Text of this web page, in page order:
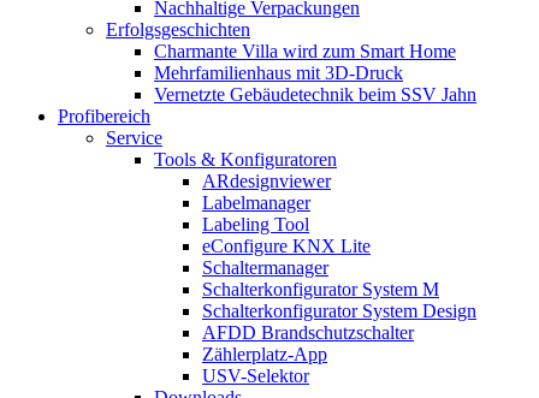
Nachhaltige Verpackungen
Erfolgsgeschichten
Charmante Villa wird zum Smart Home
Mehrfamilienhaus mit 3D-Druck
Vernetzte Gebäudetechnik beim SSV Jahn
Profibereich
Service
Tools & Konfiguratoren
ARdesignviewer
Labelmanager
Labeling Tool
eConfigure KNX Lite
Schaltermanager
Schalterkonfigurator System M
Schalterkonfigurator System Design
AFDD Brandschutzschalter
Zählerplatz-App
USV-Selektor